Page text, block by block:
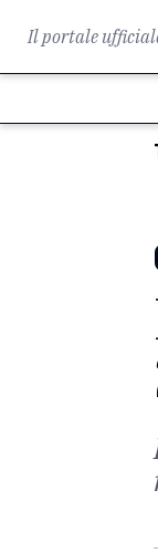
Il portale